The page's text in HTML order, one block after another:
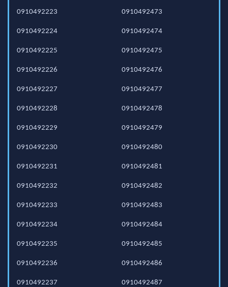
0910492223
0910492224
0910492225
0910492226
0910492227
0910492228
0910492229
0910492230
0910492231
0910492232
0910492233
0910492234
0910492235
0910492236
0910492237
0910492473
0910492474
0910492475
0910492476
0910492477
0910492478
0910492479
0910492480
0910492481
0910492482
0910492483
0910492484
0910492485
0910492486
0910492487